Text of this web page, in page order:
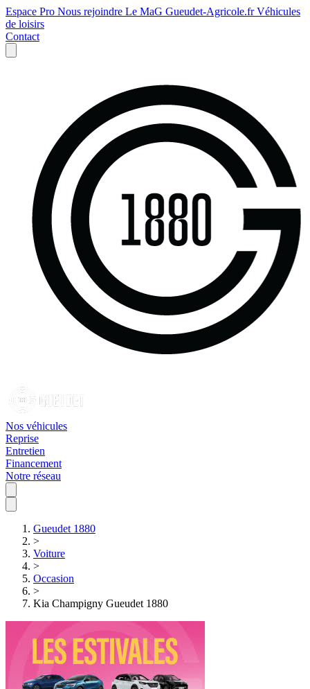
Espace Pro Nous rejoindre Le MaG Gueudet-Agricole.frVéhicules
de loisirs
Contact
Nos véhicules
Reprise
Entretien
Financement
Notre réseau
Gueudet 1880
>
Voiture
>
Occasion
>
Kia Champigny Gueudet 1880